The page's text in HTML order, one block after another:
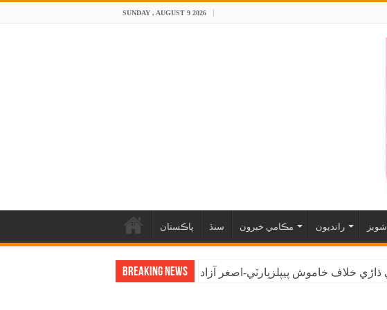
SUNDAY , AUGUST 9 2026
پاڪستان سنڌ مڪامي خبرون رانديون شوبز
Breaking News خلاف خاموش پيپلزپارٽي-اصغر آزاد